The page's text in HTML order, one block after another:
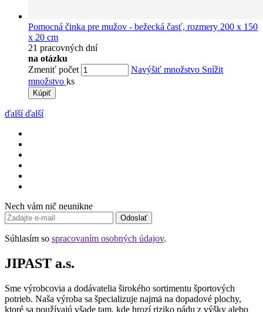
Pomocná činka pre mužov - bežecká časť, rozmery 200 x 150
x 20 cm
21 pracovných dní
na otázku
Zmeniť počet
Navýšiť množstvo Snížit
množstvo ks
Kúpiť
ďalší ďalší
Nech vám nič neunikne
Odoslať
Súhlasím so spracovaním osobných údajov.
JIPAST a.s.
Sme výrobcovia a dodávatelia širokého sortimentu športových
potrieb. Naša výroba sa špecializuje najmä na dopadové plochy,
ktoré sa používajú všade tam, kde hrozí riziko pádu z výšky alebo